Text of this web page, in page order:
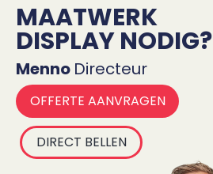
MAATWERK
DISPLAY NODIG?
Menno Directeur
OFFERTE AANVRAGEN
DIRECT BELLEN